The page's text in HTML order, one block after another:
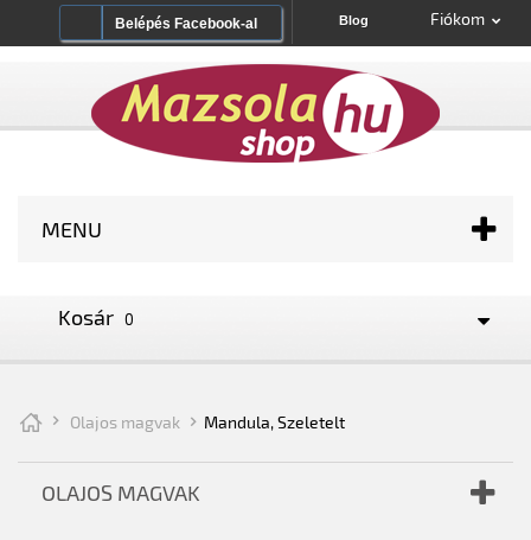
Fiókom
Blog
Belépés Facebook-al
MENU
Kosár 0
Olajos magvak Mandula, Szeletelt
OLAJOS MAGVAK